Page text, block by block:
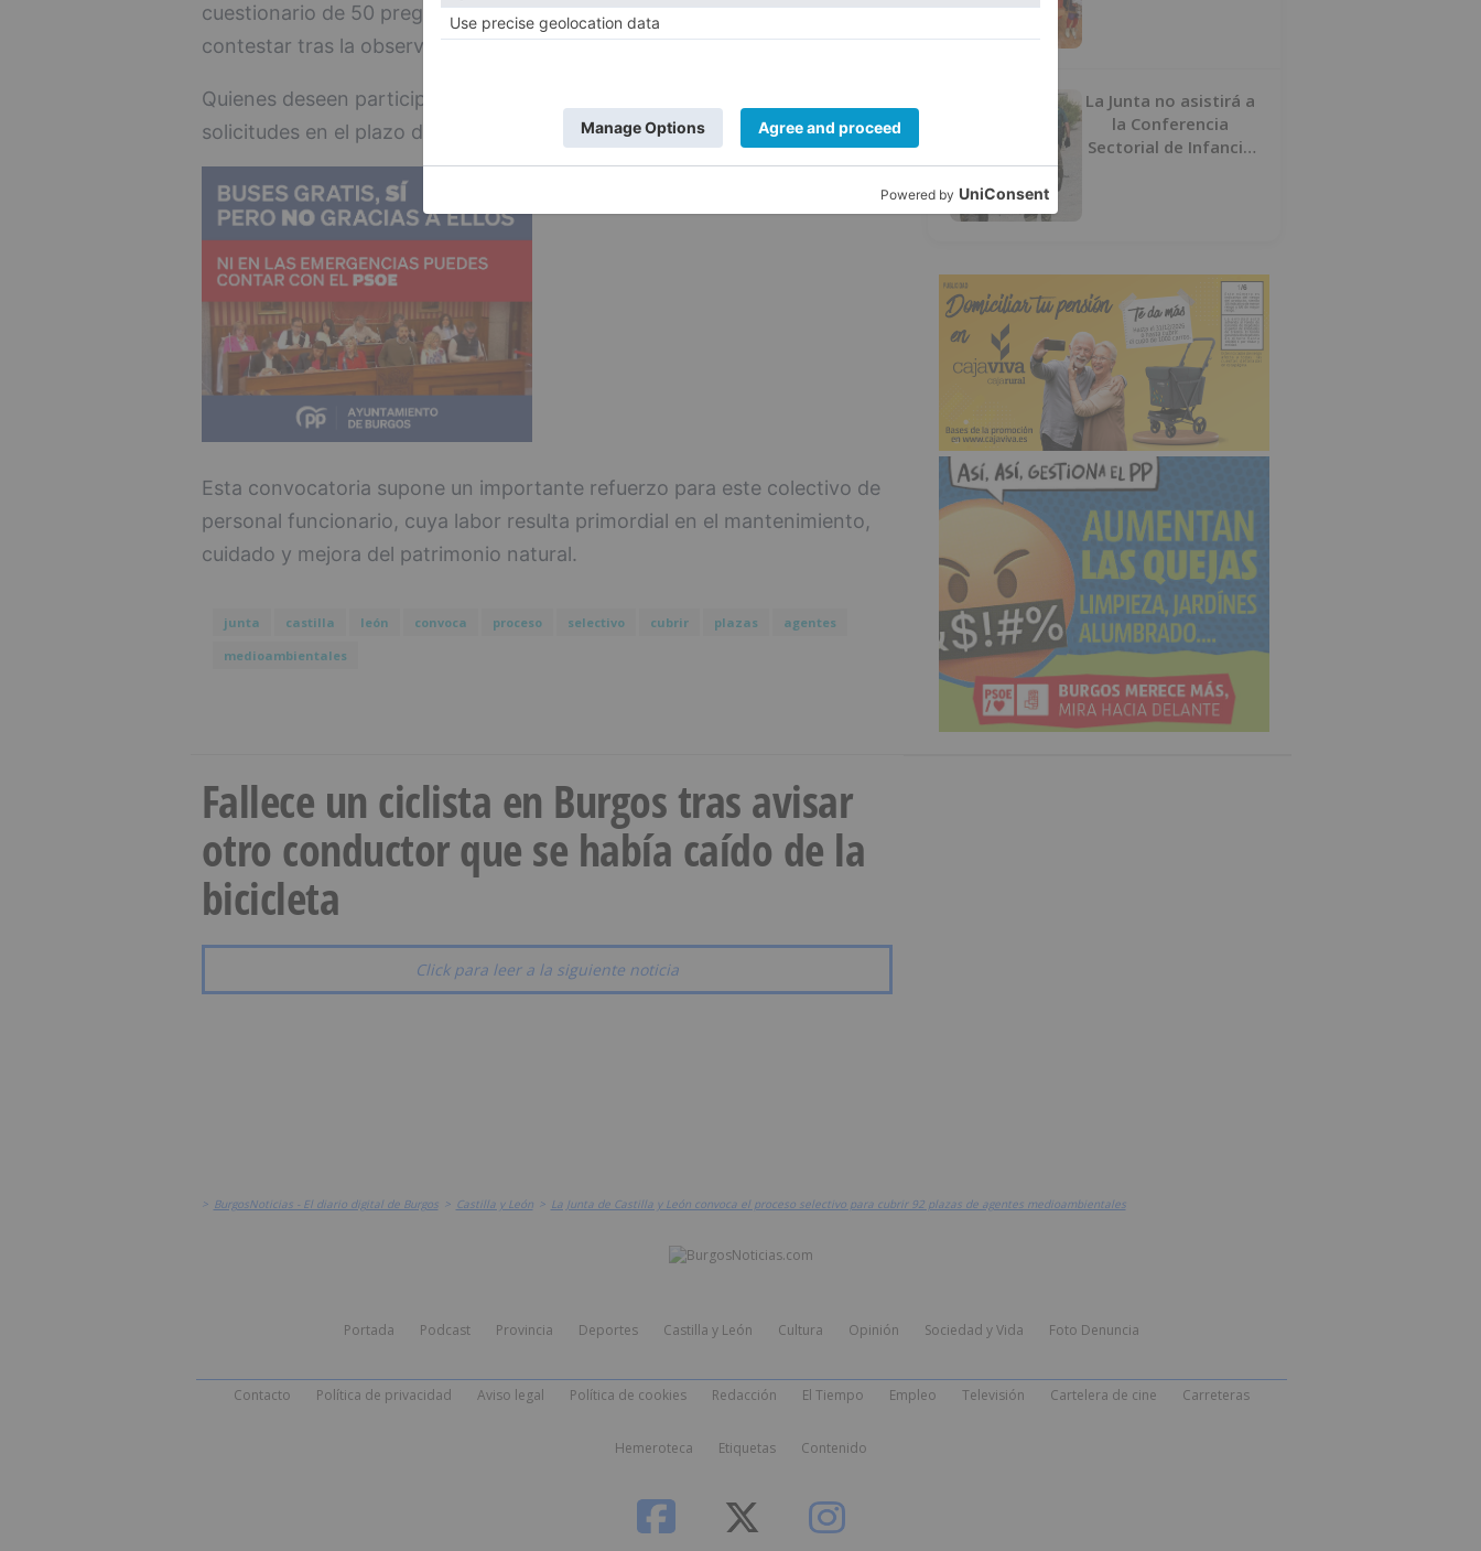
cuestionario de 50 preguntas cortas que los aspirantes deberán
contestar tras la observación de unas muestras.
Quienes deseen participar en la convocatoria deberán presentar sus
solicitudes en el plazo de 20 días hábiles.
Esta convocatoria supone un importante refuerzo para este colectivo de
personal funcionario, cuya labor resulta primordial en el mantenimiento,
cuidado y mejora del patrimonio natural.
junta castilla león convoca proceso selectivo cubrir plazas
agentes
medioambientales
La Junta no asistirá a
la Conferencia
Sectorial de Infancia
Fallece un ciclista en Burgos tras avisar
otro conductor que se había caído de la
bicicleta
Click para leer a la siguiente noticia
> BurgosNoticias - El diario digital de Burgos > Castilla y León > La Junta de Castilla y León convoca el proceso selectivo para cubrir 92 plazas de agentes medioambientales
Portada Podcast Provincia Deportes Castilla y León Cultura Opinión Sociedad y Vida Foto Denuncia
Contacto Política de privacidad Aviso legal Política de cookies Redacción El Tiempo Empleo Televisión Cartelera de cine Carreteras
Hemeroteca Etiquetas Contenido